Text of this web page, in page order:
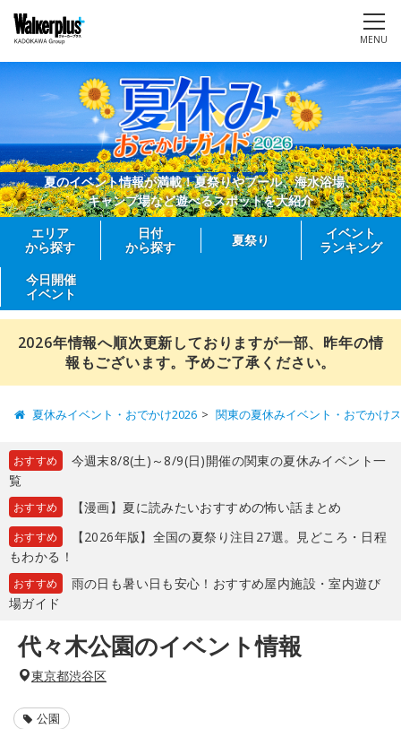
MENU
夏のイベント情報が満載！夏祭りやプール、海水浴場、
キャンプ場など遊べるスポットを大紹介
エリア
から探す
日付
から探す
夏祭り
イベント
ランキング
今日開催
イベント
2026年情報へ順次更新しておりますが一部、昨年の情
報もございます。予めご了承ください。
夏休みイベント・おでかけ2026 関東の夏休みイベント・おでかけ
おすすめ
今週末8/8(土)～8/9(日)開催の関東の夏休みイベント一
覧
おすすめ 【漫画】夏に読みたいおすすめの怖い話まとめ
おすすめ
【2026年版】全国の夏祭り注目27選。見どころ・日程
もわかる！
おすすめ
雨の日も暑い日も安心！おすすめ屋内施設・室内遊び
場ガイド
代々木公園のイベント情報
東京都渋谷区
公園